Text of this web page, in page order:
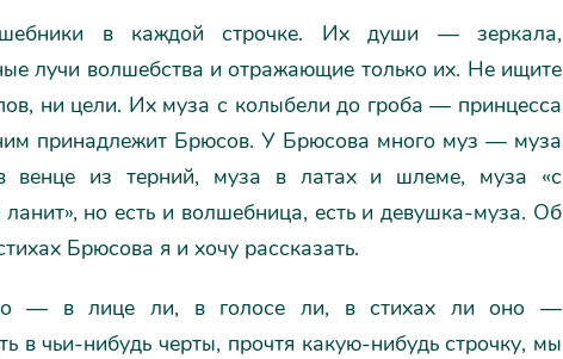
в каждой строчке. Их души — зеркала,
лучи волшебства и отражающие только их. Не ищите
ни цели. Их муза с колыбели до гроба — принцесса
принадлежит Брюсов. У Брюсова много муз — муза
венце из терний, муза в латах и шлеме, муза «с
ланит», но есть и волшебница, есть и девушка-муза. Об
Брюсова я и хочу рассказать.
— в лице ли, в голосе ли, в стихах ли оно —
в чьи-нибудь черты, прочтя какую-нибудь строчку, мы